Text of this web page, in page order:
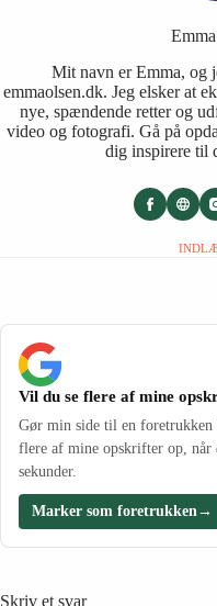
Mit navn er Emma, og
emmaolsen.dk. Jeg elsker at
nye, spændende retter og
video og fotografi. Gå på
dig inspirere til
Vil du se flere af mine
Gør min side til en foretrukken
flere af mine opskrifter op, når
sekunder.
Marker som foretrukken→
Skriv et svar